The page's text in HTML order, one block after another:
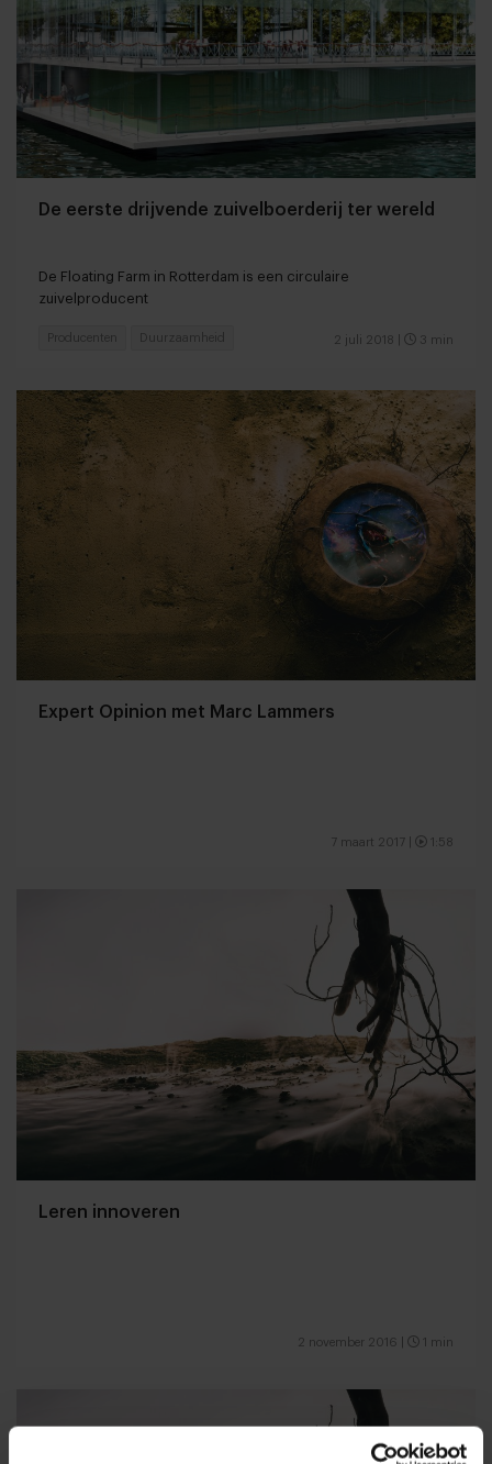
De eerste drijvende zuivelboerderij ter wereld
De Floating Farm in Rotterdam is een circulaire
zuivelproducent
2 juli 2018 3 min
Producenten Duurzaamheid
Expert Opinion met Marc Lammers
7 maart 2017 1:58
Leren innoveren
2 november 2016 1 min